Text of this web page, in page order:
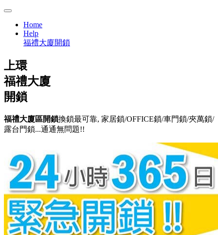
Home
Help
福禮大廈開鎖
上環
福禮大廈
開鎖
福禮大廈區開鎖換鎖最可靠, 家居鎖/OFFICE鎖/車門鎖/夾萬鎖/
露台門鎖...通通無問題!!